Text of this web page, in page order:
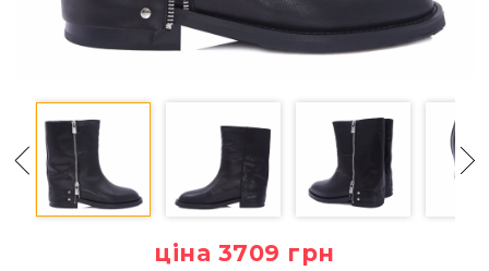
ціна 3709 грн